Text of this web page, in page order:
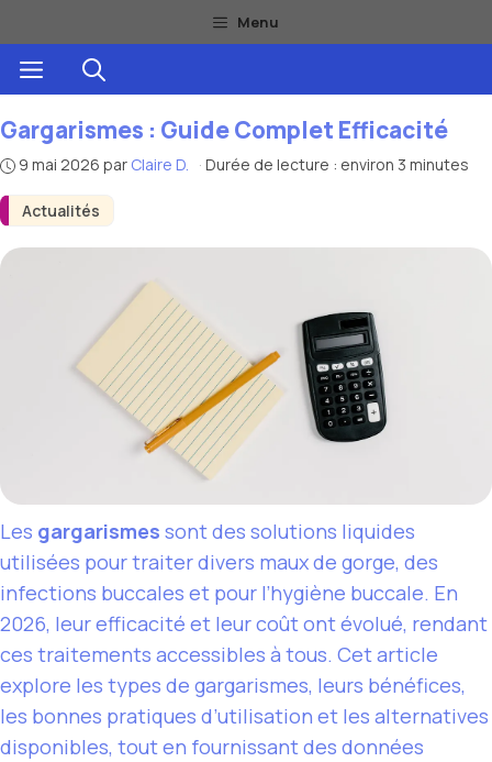
au
contenu
Menu
Menu
Actualités
Gargarismes : Guide Complet Efficacité
9 mai 2026 par Claire D. · Durée de lecture : environ 3 minutes
Les gargarismes sont des solutions liquides
utilisées pour traiter divers maux de gorge, des
infections buccales et pour l’hygiène buccale. En
2026, leur efficacité et leur coût ont évolué, rendant
ces traitements accessibles à tous. Cet article
explore les types de gargarismes, leurs bénéfices,
les bonnes pratiques d’utilisation et les alternatives
disponibles, tout en fournissant des données